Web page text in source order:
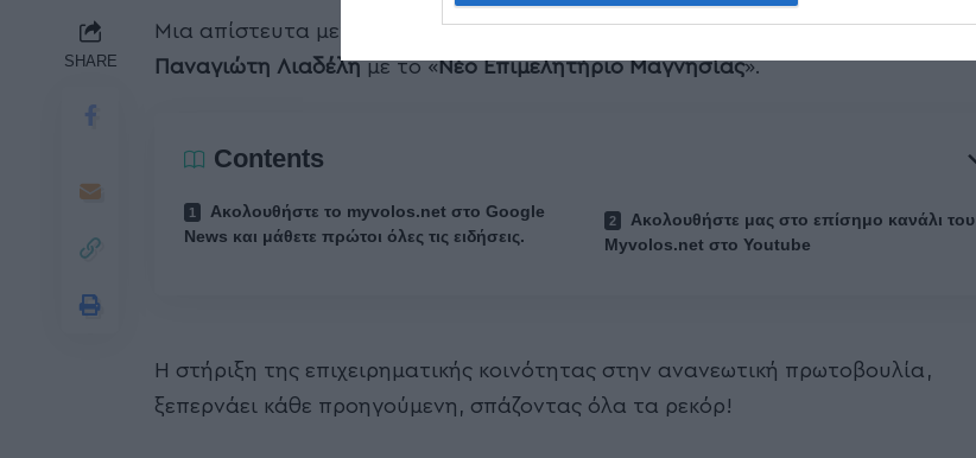
SHARE
Μια απίστευτα μεγάλη απελευθέρωση δυνάμεων, προκαλεί η πρόταση του
Παναγιώτη Λιαδέλημε το «Νέο Επιμελητήριο Μαγνησίας».
Contents
Ακολουθήστε το myvolos.net στο Google
News και μάθετε πρώτοι όλες τις ειδήσεις.
Ακολουθήστε μας στο επίσημο κανάλι του
Myvolos.net στο Youtube
Η στήριξη της επιχειρηματικής κοινότητας στην ανανεωτική πρωτοβουλία,
ξεπερνάει κάθε προηγούμενη, σπάζοντας όλα τα ρεκόρ!